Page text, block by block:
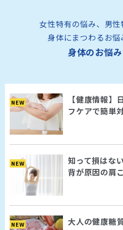
女性特有の悩み、男
身体にまつわるお悩
身体のお悩
NEW
【健康情報】
フケアで簡単
NEW
知って損はな
背が原因の肩
NEW 大人の健康糖